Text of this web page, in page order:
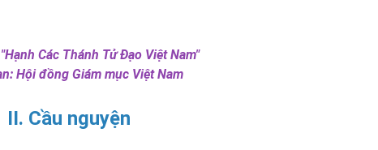
Các Thánh Tử Đạo Việt Nam"
Hội đồng Giám mục Việt Nam
II. Cầu nguyện